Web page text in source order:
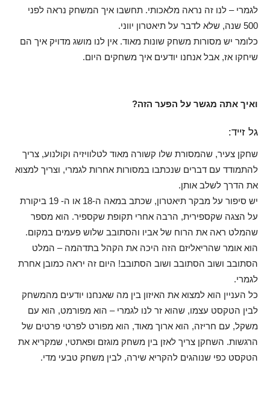
לגמרי – לנו זה נראה מלאכותי. תחשבו איך המשחק נראה לפני
500 שנה, שלא לדבר על תיאטרון יווני.
כלומר יש מסורות משחק שונות מאוד. אין לנו מושג מדויק איך הם
שיחקו אז, אבל אנחנו יודעים איך משחקים היום.
ואיך אתה מגשר על הפער הזה?
גל זייד:
שחקן צעיר, שהמסורת שלו קשורה מאוד לטלוויזיה וקולנוע, צריך
להתמודד עם דברים שנכתבו במסורות אחרות לגמרי, וצריך למצוא
את הדרך לשלב אותן.
יש סיפור על מבקר תיאטרון, שכתב במאה ה-18 או ה- 19 ביקורת
על הצגה שקספירית, הרבה אחרי תקופת שקספיר. הוא מספר
שהמלט ראה את הרוח של אביו והסתובב שלוש פעמים במקום.
הוא אומר שהריאליזם הזה היכה את הקהל בתדהמה – המלט
הסתובב ושוב הסתובב ושוב הסתובב! היום זה יראה כמובן אחרת
לגמרי.
כל העניין הוא למצוא את האיזון בין מה שאנחנו יודעים מהמשחק
לבין הטקסט עצמו, שהוא זר לנו לגמרי – הוא מפורמט, הוא עם
משקל, עם חריזה, הוא ארוך מאוד, הוא מפורט לפרטי פרטים של
הרגשות. השחקן צריך לאזן בין משחק מוגזם ופאתטי, שמקריא את
הטקסט כפי שנוהגים להקריא שירה, לבין משחק טבעי מדי.